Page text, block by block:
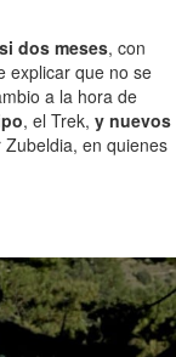
dos meses, con
explicar que no se
a la hora de
, el Trek, y nuevos
en quienes